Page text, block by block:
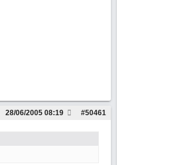
#50461
28/06/2005 08:19